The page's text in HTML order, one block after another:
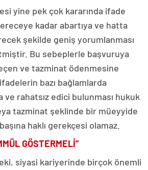
yine pek çok kararında ifade
kadar abartıya ve hatta
şekilde geniş yorumlanması
Bu sebeplerle başvuruya
ve tazminat ödenmesine
bazı bağlamlarda
ve rahatsız edici bulunması hukuk
tazminat şeklinde bir müeyyide
haklı gerekçesi olamaz.
GÖSTERMELİ”
siyasi kariyerinde birçok önemli